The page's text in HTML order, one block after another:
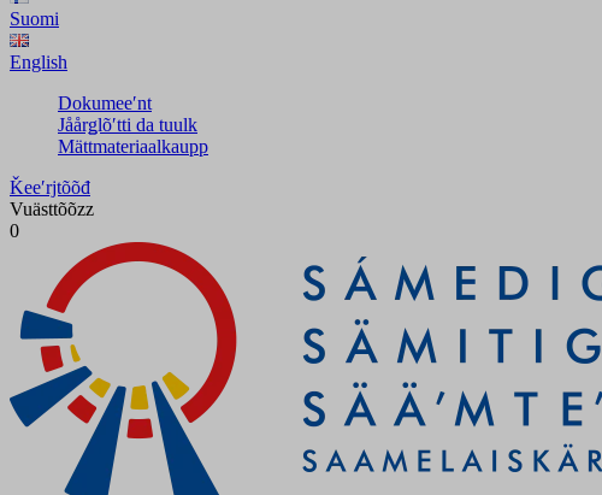
Suomi
English
Dokumeeʹnt
Jåårǥlõʹtti da tuulk
Mättmateriaalkaupp
Ǩeeʹrjtõõđ
Vuästtõõzz
0